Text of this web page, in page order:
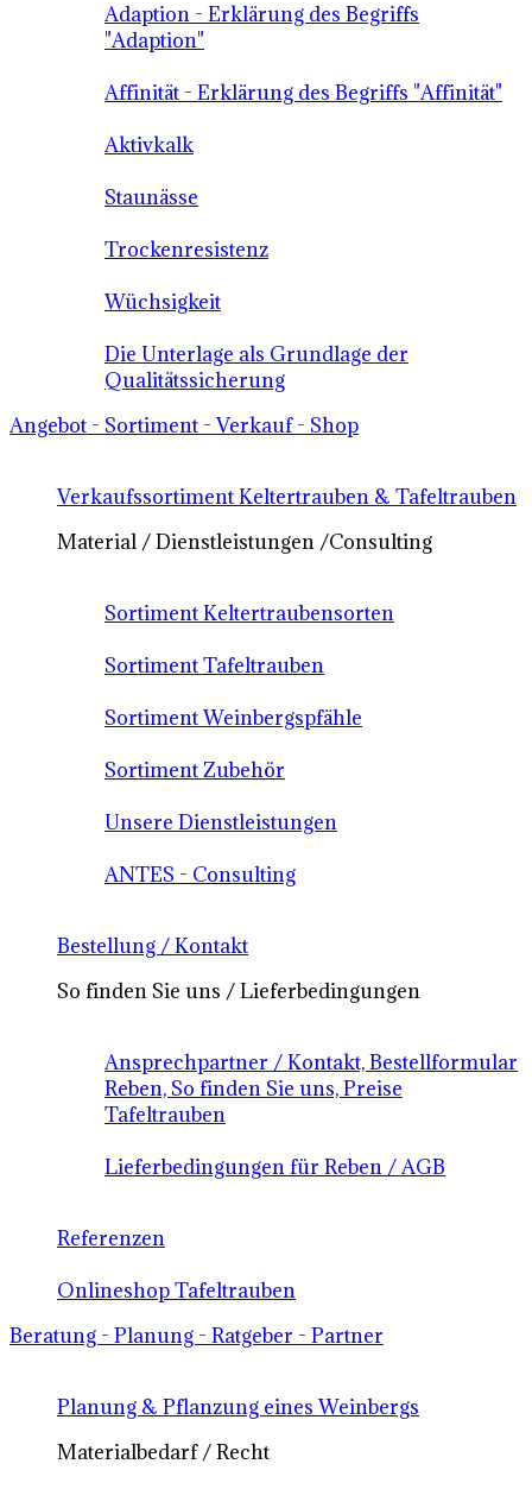
Adaption - Erklärung des Begriffs
"Adaption"
Affinität - Erklärung des Begriffs "Affinität"
Aktivkalk
Staunässe
Trockenresistenz
Wüchsigkeit
Die Unterlage als Grundlage der
Qualitätssicherung
Angebot - Sortiment - Verkauf - Shop
Verkaufssortiment Keltertrauben & Tafeltrauben
Material / Dienstleistungen /Consulting
Sortiment Keltertraubensorten
Sortiment Tafeltrauben
Sortiment Weinbergspfähle
Sortiment Zubehör
Unsere Dienstleistungen
ANTES - Consulting
Bestellung / Kontakt
So finden Sie uns / Lieferbedingungen
Ansprechpartner / Kontakt, Bestellformular
Reben, So finden Sie uns, Preise
Tafeltrauben
Lieferbedingungen für Reben / AGB
Referenzen
Onlineshop Tafeltrauben
Beratung - Planung - Ratgeber - Partner
Planung & Pflanzung eines Weinbergs
Materialbedarf / Recht